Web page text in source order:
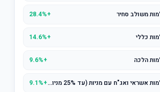
משולב סחיר +28.4%
כללי +14.6%
הלכה +9.6%
אינפיניטי השתלמות אשראי ואג"ח עם מניות (עד 25% מניות)+9.1%